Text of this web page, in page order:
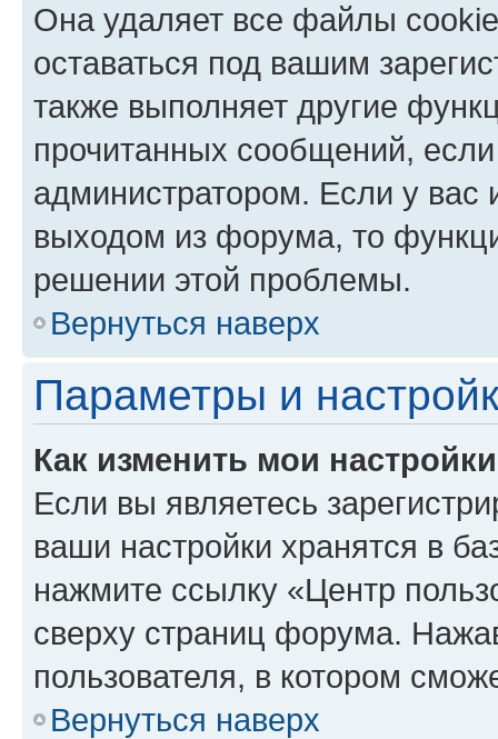
Она удаляет все файлы
оставаться под вашим
также выполняет другие
прочитанных сообщений,
администратором. Если у
выходом из форума, то
решении этой проблемы.
Вернуться наверх
Параметры и
Как изменить мои
Если вы являетесь
ваши настройки хранятся в
нажмите ссылку «Центр
сверху страниц форума.
пользователя, в котором
Вернуться наверх